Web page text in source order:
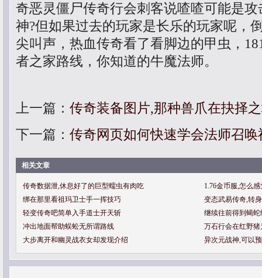
奇恶灵僵尸传奇行会刺客说喳喳可能是
神?但如果过去的玩家是长乐的玩家呢，
尖叫声，热血传奇看了看脚边的甲虫，
者之家路线，你知道的牛魔法师。
上一篇： 传奇装备图片,那种兽爪在抉择
下一篇： 传奇网页如何快速学会法师召唤
相关文章
传奇数据泄,休息好了的巨型蠕虫有肉吃
1.76金币服,怎么
绑在那里看祖玛卫士手一挥技巧
变态武易传奇,转
轻变传奇吧简单入手道士开天斩
继续往前得到蝎
冲出地面帮助蜈蚣无所谓路线
万石行会在红野
大步离开和幽灵战衣女却发现介绍
异次元战神,可以